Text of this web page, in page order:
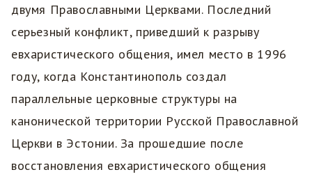
двумя Православными Церквами. Последний
серьезный конфликт, приведший к разрыву
евхаристического общения, имел место в 1996
году, когда Константинополь создал
параллельные церковные структуры на
канонической территории Русской Православной
Церкви в Эстонии. За прошедшие после
восстановления евхаристического общения